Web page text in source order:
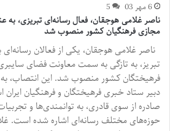
6 مهر 03 5
ناصر غلامی هوجقان، فعال رسانه‌ای تبریزی، به
مجازی فرهنگیان کشور منصوب شد
ناصر غلامی هوجقان، یکی از فعالان
تبریز، به تازگی به سمت معاونت فضای
فرهیختگان کشور منصوب شد. این انتصاب،
دبیر ستاد خبری فرهیختگان و فرهنگیان
صادره از سوی قادری، به توانمندی‌ها و
حوزه‌های مختلف رسانه‌ای اشاره شده است.